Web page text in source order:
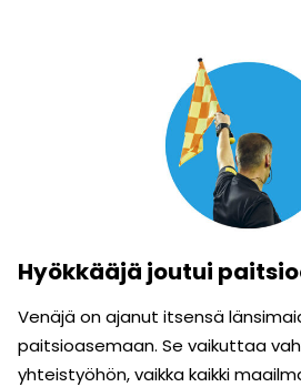
Hyökkääjä joutui
Venäjä on ajanut itsensä
paitsioasemaan. Se vaikuttaa
yhteistyöhön, vaikka kaikki